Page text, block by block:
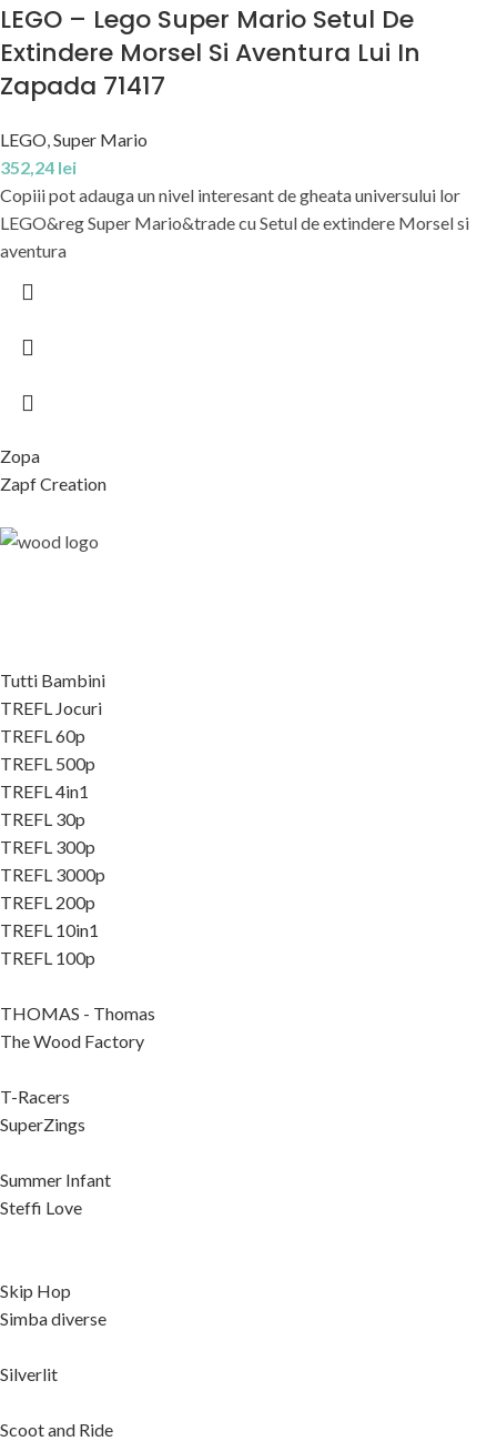
LEGO – Lego Super Mario Setul De
Extindere Morsel Si Aventura Lui In
Zapada 71417
LEGO,Super Mario
352,24 lei
Copiii pot adauga un nivel interesant de gheata universului lor
LEGO&reg Super Mario&trade cu Setul de extindere Morsel si
aventura
Zopa
Zapf Creation
Tutti Bambini
TREFL Jocuri
TREFL 60p
TREFL 500p
TREFL 4in1
TREFL 30p
TREFL 300p
TREFL 3000p
TREFL 200p
TREFL 10in1
TREFL 100p
THOMAS - Thomas
The Wood Factory
T-Racers
SuperZings
Summer Infant
Steffi Love
Skip Hop
Simba diverse
Silverlit
Scoot and Ride